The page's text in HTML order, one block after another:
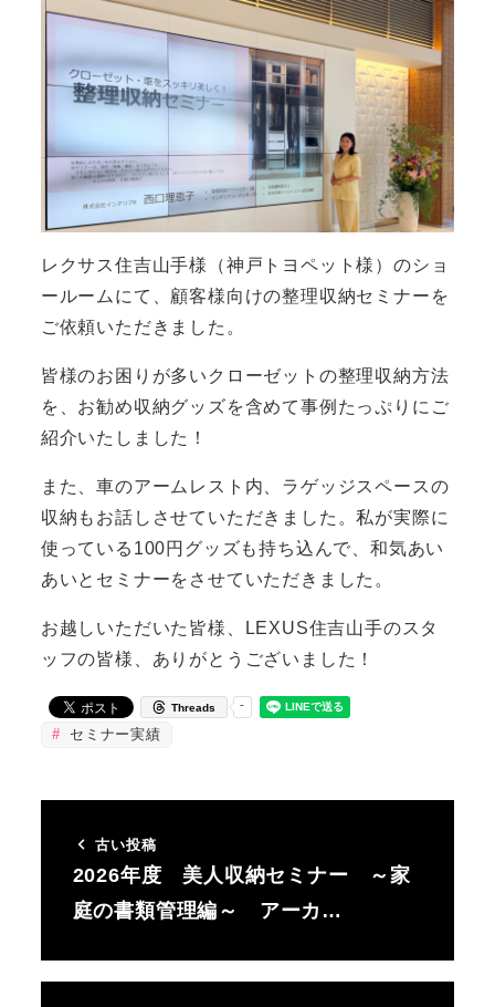
レクサス住吉山手様（神戸トヨペット様）のショ
ールームにて、顧客様向けの整理収納セミナーを
ご依頼いただきました。
皆様のお困りが多いクローゼットの整理収納方法
を、お勧め収納グッズを含めて事例たっぷりにご
紹介いたしました！
また、車のアームレスト内、ラゲッジスペースの
収納もお話しさせていただきました。私が実際に
使っている100円グッズも持ち込んで、和気あい
あいとセミナーをさせていただきました。
お越しいただいた皆様、LEXUS住吉山手のスタ
ッフの皆様、ありがとうございました！
-
Threads
セミナー実績
古い投稿
2026年度 美人収納セミナー ～家
庭の書類管理編～ アーカ…